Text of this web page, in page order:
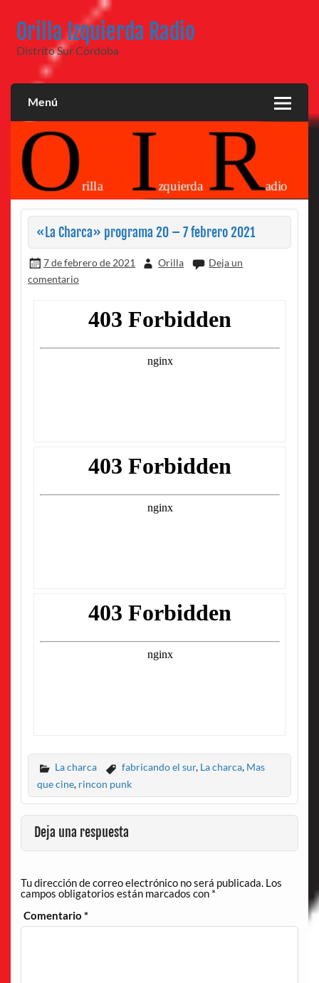
contenido
Orilla Izquierda Radio
Distrito Sur Córdoba
Menú
«La Charca» programa 20 – 7 febrero 2021
7 de febrero de 2021 Orilla
Deja un
comentario
La charca fabricando el sur, La charca, Mas
que cine, rincon punk
Deja una respuesta
Tu dirección de correo electrónico no será publicada. Los
campos obligatorios están marcados con *
Comentario*